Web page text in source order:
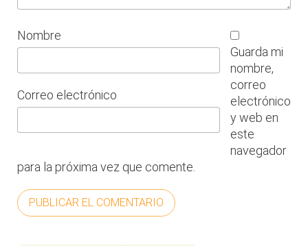
Nombre
Correo electrónico
Guarda mi
nombre,
correo
electrónico
y web en
este
navegador
para la próxima vez que comente.